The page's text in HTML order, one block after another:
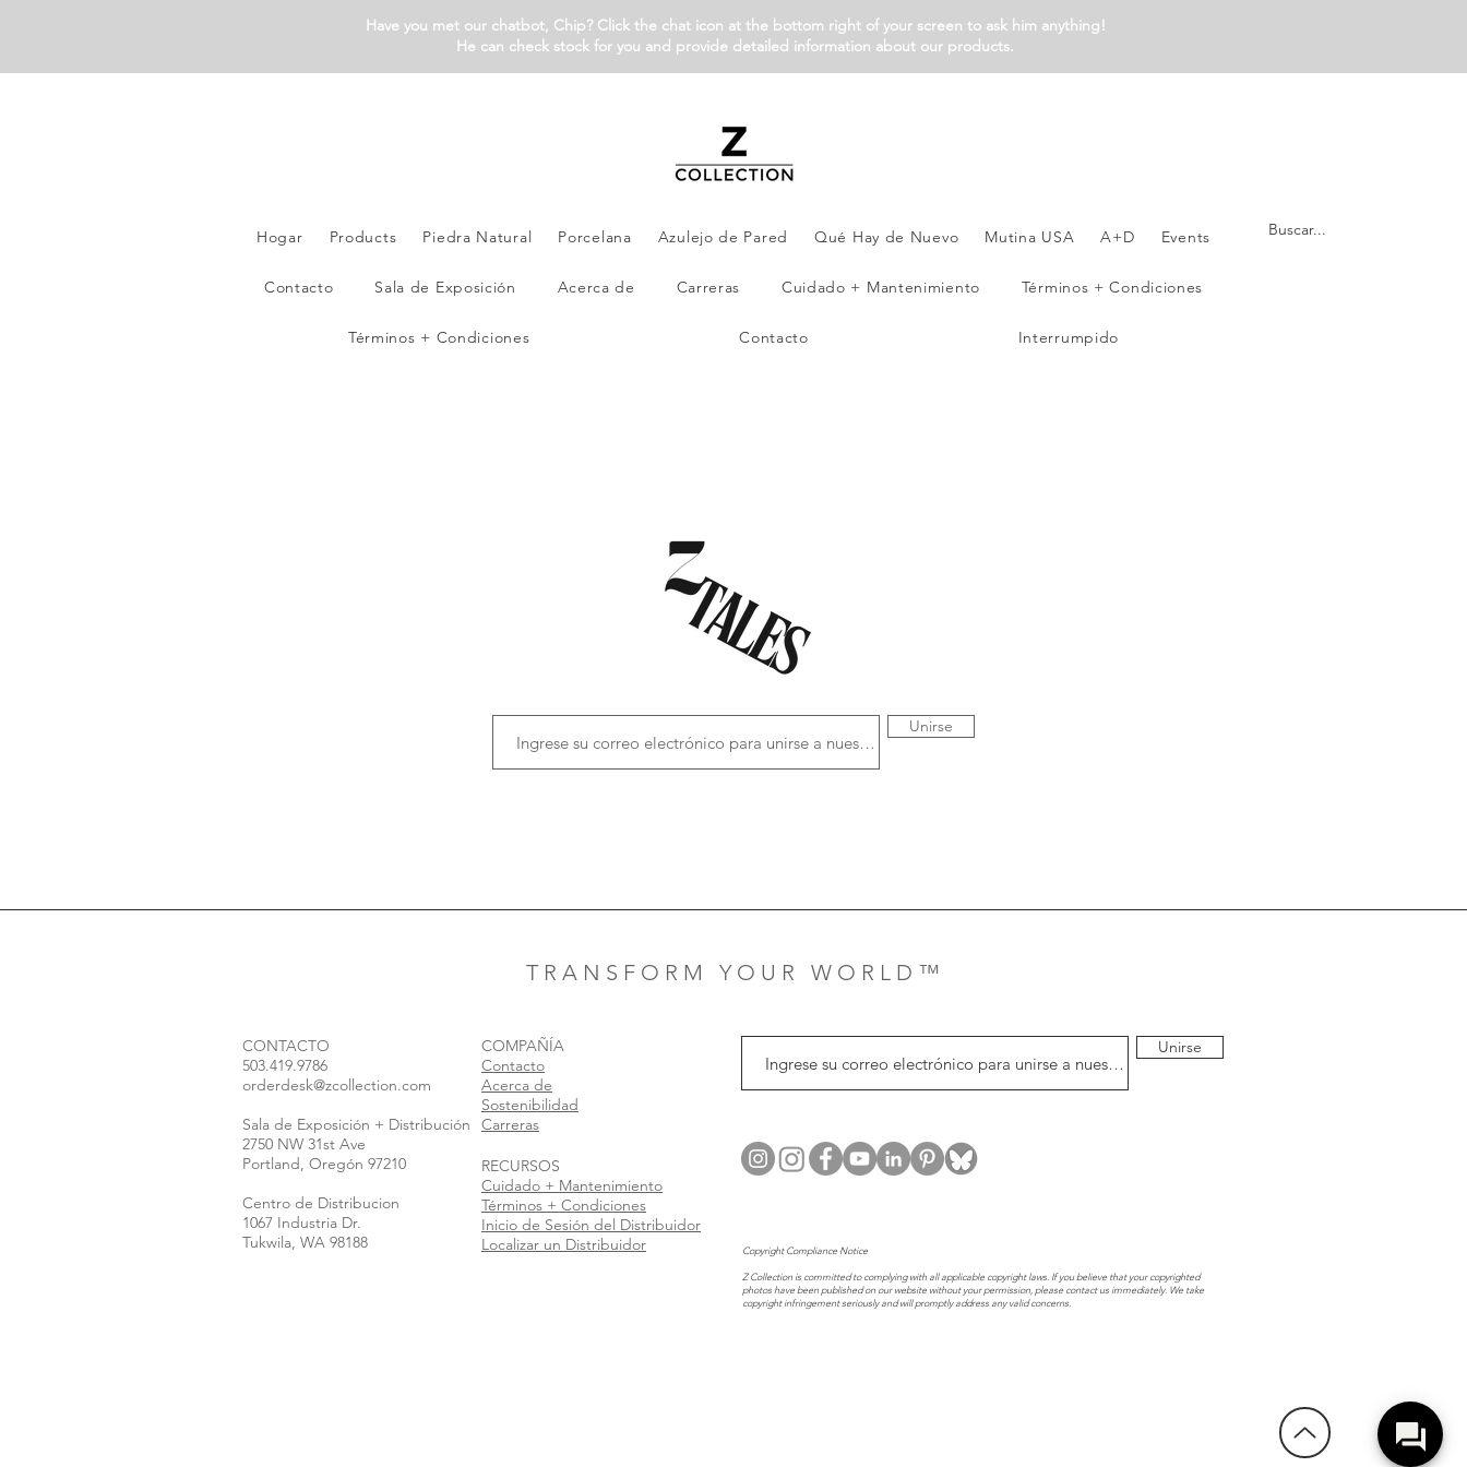
Have you met our chatbot, Chip? Click the chat icon at the bottom right of your screen to ask him anything!
He can check stock for you and provide detailed information about our products.
Hogar Products Piedra Natural Porcelana Azulejo de Pared Qué Hay de Nuevo Mutina USA A+D Events
Contacto Sala de Exposición Acerca de Carreras Cuidado + Mantenimiento Términos + Condiciones
Términos + Condiciones Contacto Interrumpido
Unirse
T R A N S F O R M Y O U R W O R L D ™
CONTACTO
503.419.9786
orderdesk@zcollection.com
Sala de Exposición + Distribución
2750 NW 31st Ave
Portland, Oregón 97210
Centro de Distribucion
1067 Industria Dr.
Tukwila, WA 98188
COMPAÑÍA
Contacto
Acerca de
Sostenibilidad
Carreras
RECURSOS
Cuidado + Mantenimiento
Términos + Condiciones
Inicio de Sesión del Distribuidor
Localizar un Distribuidor
Unirse
Copyright Compliance Notice
Z Collection is committed to complying with all applicable copyright laws. If you believe that your copyrighted
photos have been published on our website without your permission, please contact us immediately. We take
copyright infringement seriously and will promptly address any valid concerns.